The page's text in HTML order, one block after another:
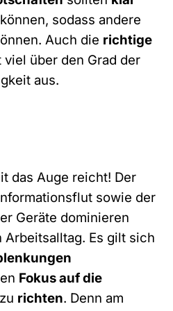
sodass andere
Auch die richtige
viel über den Grad der
aus.
das Auge reicht! Der
sowie der
Geräte dominieren
Es gilt sich
Fokus auf die
zu richten. Denn am
jederzeit über den Link in